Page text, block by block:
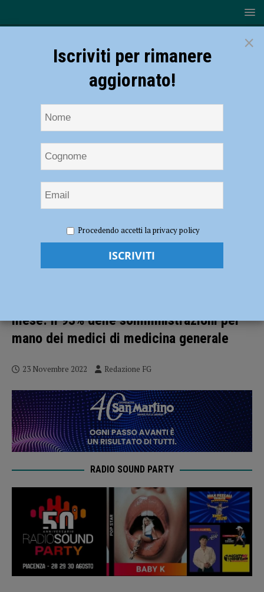
antinfluenzali, a Piacenza somministrate 36.676 dosi in meno di un
mese: il 93% delle somministrazioni per mano dei medici di medicina
mese: il 93% delle somministrazioni per
mano dei medici di medicina generale
23 Novembre 2022 Redazione FG
RADIO SOUND PARTY
×
Iscriviti per rimanere
aggiornato!
Procedendo accetti la privacy policy